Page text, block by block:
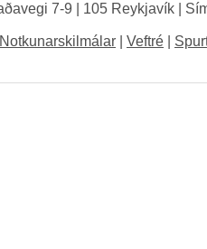
7-9 | 105 Reykjavík |
Notkunarskilmálar Veftré